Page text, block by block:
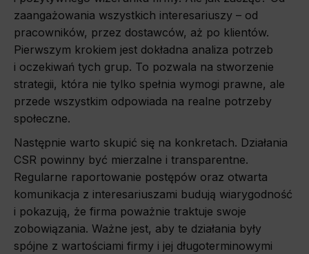
zaangażowania wszystkich interesariuszy – od
pracowników, przez dostawców, aż po klientów.
Pierwszym krokiem jest dokładna analiza potrzeb
i oczekiwań tych grup. To pozwala na stworzenie
strategii, która nie tylko spełnia wymogi prawne, ale
przede wszystkim odpowiada na realne potrzeby
społeczne.
Następnie warto skupić się na konkretach. Działania
CSR powinny być mierzalne i transparentne.
Regularne raportowanie postępów oraz otwarta
komunikacja z interesariuszami budują wiarygodność
i pokazują, że firma poważnie traktuje swoje
zobowiązania. Ważne jest, aby te działania były
spójne z wartościami firmy i jej długoterminowymi